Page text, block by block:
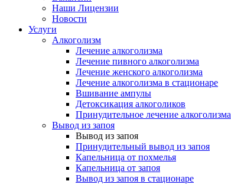
Наши Лицензии
Новости
Услуги
Алкоголизм
Лечение алкоголизма
Лечение пивного алкоголизма
Лечение женского алкоголизма
Лечение алкоголизма в стационаре
Вшивание ампулы
Детоксикация алкоголиков
Принудительное лечение алкоголизма
Вывод из запоя
Вывод из запоя
Принудительный вывод из запоя
Капельница от похмелья
Капельница от запоя
Вывод из запоя в стационаре